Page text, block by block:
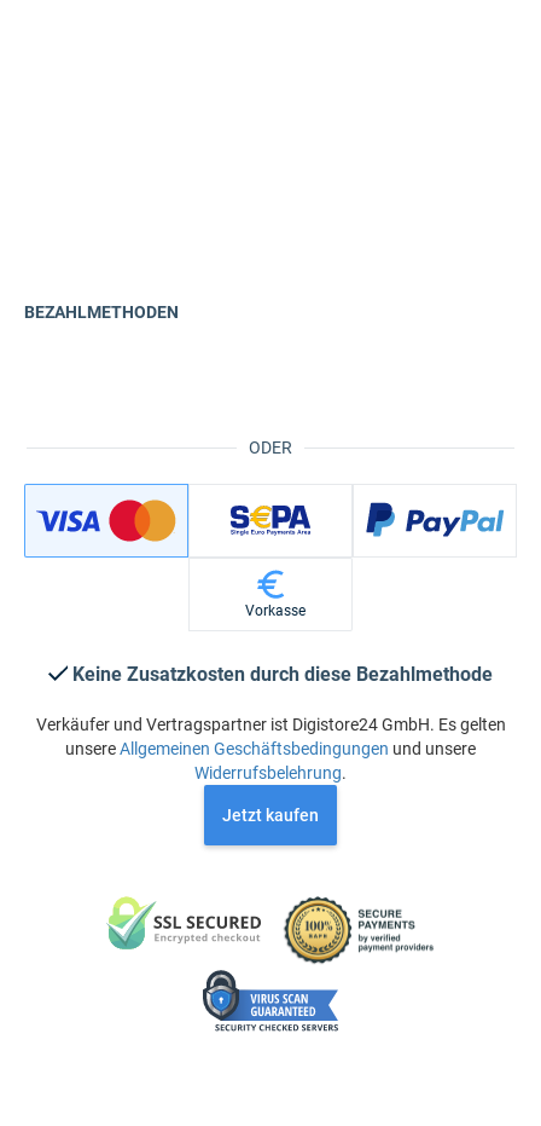
ODER
BEZAHLMETHODEN
Vorkasse
Keine Zusatzkosten durch diese Bezahlmethode
Verkäufer und Vertragspartner ist Digistore24 GmbH. Es gelten
unsereAllgemeinen Geschäftsbedingungen und unsere
Widerrufsbelehrung.
Jetzt kaufen